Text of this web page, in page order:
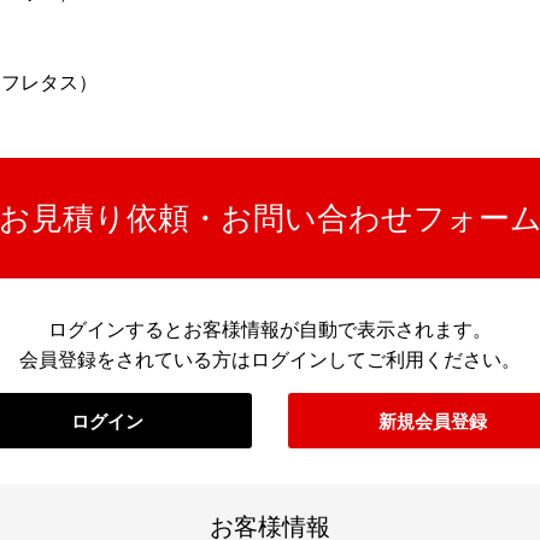
レタス）
見積り依頼・お問い合わせフォー
ログインするとお客様情報が自動で表示されます。
会員登録をされている方はログインしてご利用ください。
ログイン 新規会員登録
お客様情報